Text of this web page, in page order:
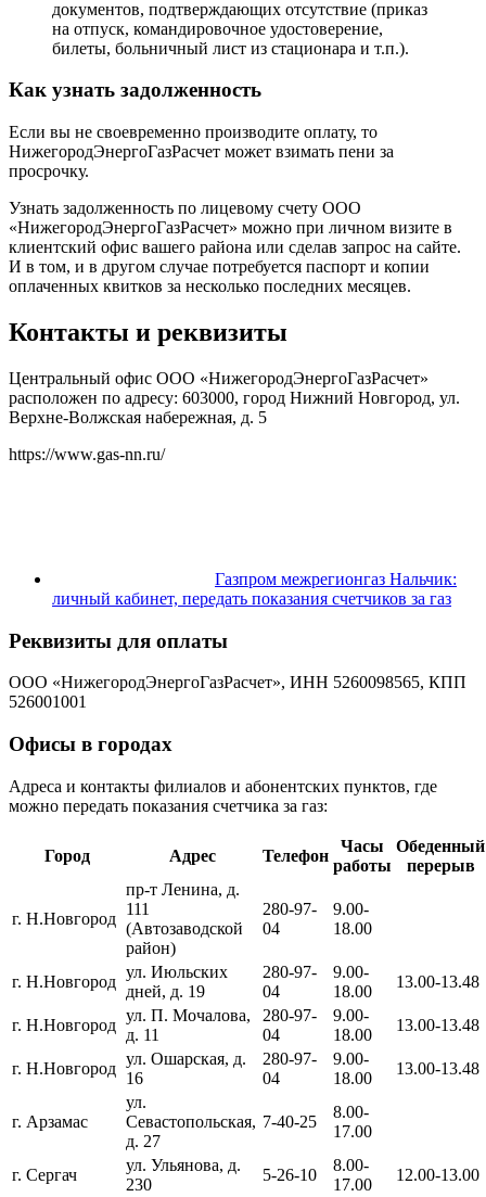
документов, подтверждающих отсутствие (приказ
на отпуск, командировочное удостоверение,
билеты, больничный лист из стационара и т.п.).
Как узнать задолженность
Если вы не своевременно производите оплату, то
НижегородЭнергоГазРасчет может взимать пени за
просрочку.
Узнать задолженность по лицевому счету ООО
«НижегородЭнергоГазРасчет» можно при личном визите в
клиентский офис вашего района или сделав запрос на сайте.
И в том, и в другом случае потребуется паспорт и копии
оплаченных квитков за несколько последних месяцев.
Контакты и реквизиты
Центральный офис ООО «НижегородЭнергоГазРасчет»
расположен по адресу: 603000, город Нижний Новгород, ул.
Верхне-Волжская набережная, д. 5
https://www.gas-nn.ru/
Газпром межрегионгаз Нальчик:
личный кабинет, передать показания счетчиков за газ
Реквизиты для оплаты
ООО «НижегородЭнергоГазРасчет», ИНН 5260098565, КПП
526001001
Офисы в городах
Адреса и контакты филиалов и абонентских пунктов, где
можно передать показания счетчика за газ:
Город Адрес Телефон
Часы
работы
Обеденный
перерыв
г. Н.Новгород
пр-т Ленина, д.
111
(Автозаводской
район)
280-97-
04
9.00-
18.00
г. Н.Новгород
ул. Июльских
дней, д. 19
280-97-
04
9.00-
18.00
13.00-13.48
г. Н.Новгород
ул. П. Мочалова,
д. 11
280-97-
04
9.00-
18.00
13.00-13.48
г. Н.Новгород
ул. Ошарская, д.
16
280-97-
04
9.00-
18.00
13.00-13.48
г. Арзамас
ул.
Севастопольская,
д. 27
7-40-25
8.00-
17.00
г. Сергач
ул. Ульянова, д.
230
5-26-10
8.00-
17.00
12.00-13.00